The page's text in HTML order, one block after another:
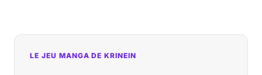
LE JEU MANGA DE KRINEIN